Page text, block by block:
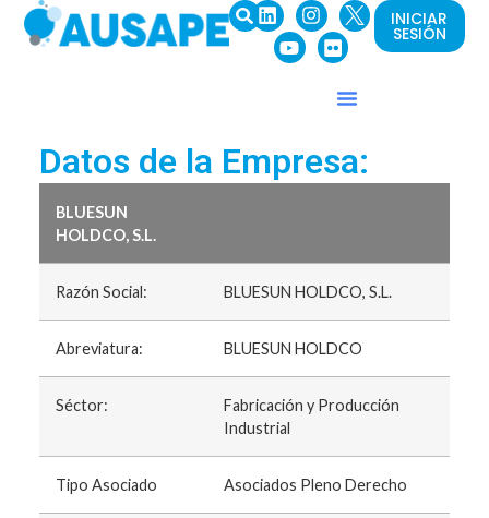
INICIAR
SESIÓN
Datos de la Empresa:
BLUESUN
HOLDCO, S.L.
Razón Social: BLUESUN HOLDCO, S.L.
Abreviatura: BLUESUN HOLDCO
Séctor:
Fabricación y Producción
Industrial
Tipo Asociado Asociados Pleno Derecho